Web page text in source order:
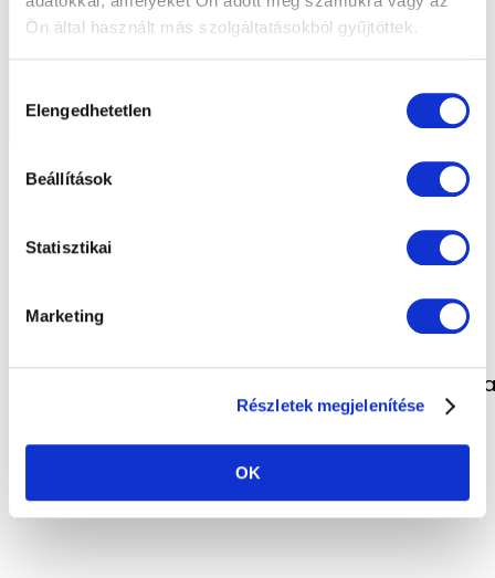
Ön által használt más szolgáltatásokból gyűjtöttek.
kiválasztása
Elengedhetetlen
Beállítások
Statisztikai
Marketing
Részletek megjelenítése
OK
Lendületes volt, érdekes, színes, hasznos